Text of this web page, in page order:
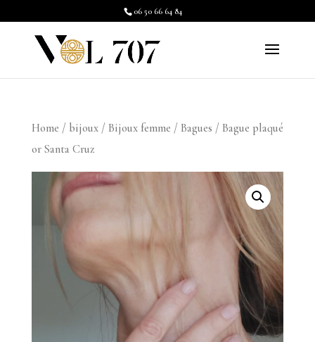
06 50 66 64 84
Home / bijoux/ Bijoux femme / Bagues / Bague plaqué
or Santa Cruz